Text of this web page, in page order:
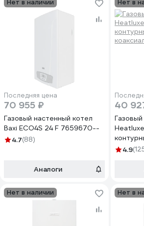
Нет в наличии
Последняя цена
70 955 ₽
Газовый настенный котел
Baxi ECO4S 24 F 7659670--
4.7(88)
Аналоги
Нет в
40
4.9
Нет в наличии Нет в